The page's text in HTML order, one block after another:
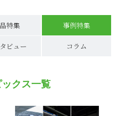
特集 事例特集
ビュー コラム
クス一覧